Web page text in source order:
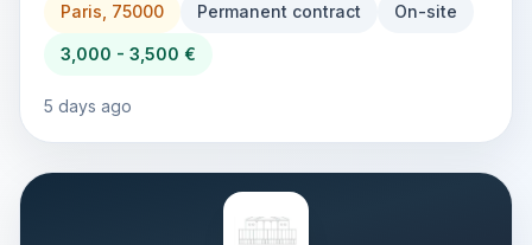
Paris, 75000 Permanent contract On-site
3,000 - 3,500 €
5 days ago